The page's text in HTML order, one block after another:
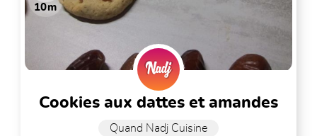
10m
cookies aux dattes et amandes
Quand Nadj Cuisine